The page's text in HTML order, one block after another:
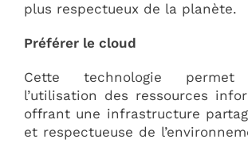
plus respectueux de la planète.
Préférer le cloud
Cette technologie permet
l’utilisation des ressources
offrant une infrastructure
et respectueuse de